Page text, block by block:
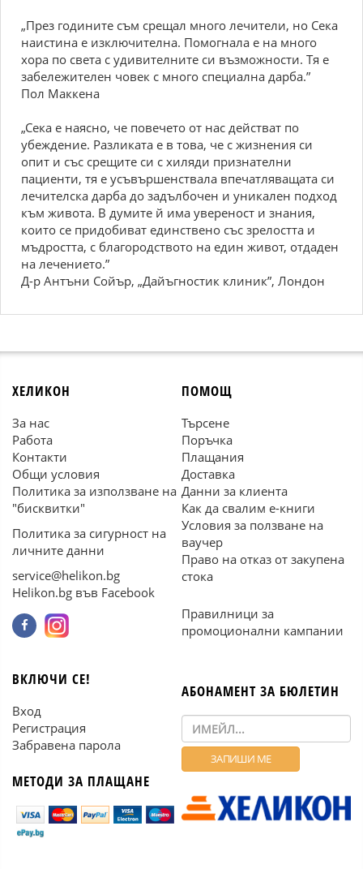
„През годините съм срещал много лечители, но Сека
наистина е изключителна. Помогнала е на много
хора по света с удивителните си възможности. Тя е
забележителен човек с много специална дарба.”
Пол Маккена
„Сека е наясно, че повечето от нас действат по
убеждение. Разликата е в това, че с жизнения си
опит и със срещите си с хиляди признателни
пациенти, тя е усъвършенствала впечатляващата си
лечителска дарба до задълбочен и уникален подход
към живота. В думите й има увереност и знания,
които се придобиват единствено със зрелостта и
мъдростта, с благородството на един живот, отдаден
на лечението.”
Д-р Антъни Сойър, „Дайъгностик клиник”, Лондон
ХЕЛИКОН
За нас
Работа
Контакти
Общи условия
Политика за използване на
"бисквитки"
Политика за сигурност на
личните данни
service@helikon.bg
Helikon.bg във Facebook
ПОМОЩ
Търсене
Поръчка
Плащания
Доставка
Данни за клиента
Как да свалим е-книги
Условия за ползване на
ваучер
Право на отказ от закупена
стока
Правилници за
промоционални кампании
ВКЛЮЧИ СЕ!
Вход
Регистрация
Забравена парола
МЕТОДИ ЗА ПЛАЩАНЕ
АБОНАМЕНТ ЗА БЮЛЕТИН